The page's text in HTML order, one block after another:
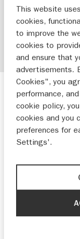
favoriete
gemonteerd
Zo wordt het
This website
cookies,
to improve the
cookies to
and ensure that
advertisements.
Cookies", you
performance,
cookie policy,
cookies and you
preferences for
Settings'.